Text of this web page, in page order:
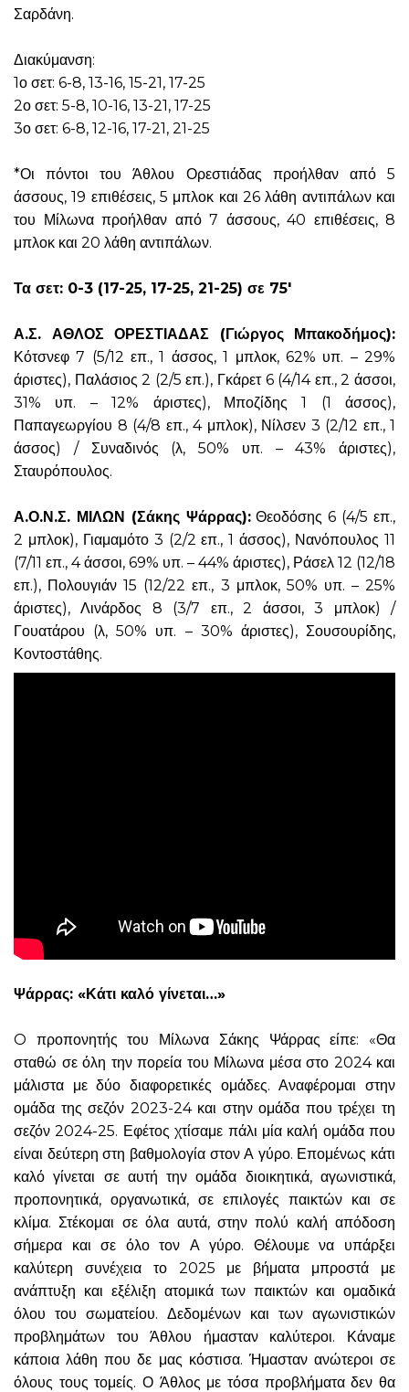
Σαρδάνη.
Διακύμανση:
1ο σετ: 6-8, 13-16, 15-21, 17-25
2ο σετ: 5-8, 10-16, 13-21, 17-25
3ο σετ: 6-8, 12-16, 17-21, 21-25
*Οι πόντοι του Άθλου Ορεστιάδας προήλθαν από 5
άσσους, 19 επιθέσεις, 5 μπλοκ και 26 λάθη αντιπάλων και
του Μίλωνα προήλθαν από 7 άσσους, 40 επιθέσεις, 8
μπλοκ και 20 λάθη αντιπάλων.
Τα σετ: 0-3 (17-25, 17-25, 21-25) σε 75′
Α.Σ. ΑΘΛΟΣ ΟΡΕΣΤΙΑΔΑΣ (Γιώργος Μπακοδήμος):
Κότσνεφ 7 (5/12 επ., 1 άσσος, 1 μπλοκ, 62% υπ. – 29%
άριστες), Παλάσιος 2 (2/5 επ.), Γκάρετ 6 (4/14 επ., 2 άσσοι,
31% υπ. – 12% άριστες), Μποζίδης 1 (1 άσσος),
Παπαγεωργίου 8 (4/8 επ., 4 μπλοκ), Νίλσεν 3 (2/12 επ., 1
άσσος) / Συναδινός (λ, 50% υπ. – 43% άριστες),
Σταυρόπουλος.
Α.Ο.Ν.Σ. ΜΙΛΩΝ (Σάκης Ψάρρας):Θεοδόσης 6 (4/5 επ.,
2 μπλοκ), Γιαμαμότο 3 (2/2 επ., 1 άσσος), Νανόπουλος 11
(7/11 επ., 4 άσσοι, 69% υπ. – 44% άριστες), Ράσελ 12 (12/18
επ.), Πολουγιάν 15 (12/22 επ., 3 μπλοκ, 50% υπ. – 25%
άριστες), Λινάρδος 8 (3/7 επ., 2 άσσοι, 3 μπλοκ) /
Γουατάρου (λ, 50% υπ. – 30% άριστες), Σουσουρίδης,
Κοντοστάθης.
Ψάρρας: «Κάτι καλό γίνεται…»
O προπονητής του Μίλωνα Σάκης Ψάρρας είπε: «Θα
σταθώ σε όλη την πορεία του Μίλωνα μέσα στο 2024 και
μάλιστα με δύο διαφορετικές ομάδες. Αναφέρομαι στην
ομάδα της σεζόν 2023-24 και στην ομάδα που τρέχει τη
σεζόν 2024-25. Εφέτος χτίσαμε πάλι μία καλή ομάδα που
είναι δεύτερη στη βαθμολογία στον Α γύρο. Επομένως κάτι
καλό γίνεται σε αυτή την ομάδα διοικητικά, αγωνιστικά,
προπονητικά, οργανωτικά, σε επιλογές παικτών και σε
κλίμα. Στέκομαι σε όλα αυτά, στην πολύ καλή απόδοση
σήμερα και σε όλο τον Α γύρο. Θέλουμε να υπάρξει
καλύτερη συνέχεια το 2025 με βήματα μπροστά με
ανάπτυξη και εξέλιξη ατομικά των παικτών και ομαδικά
όλου του σωματείου. Δεδομένων και των αγωνιστικών
προβλημάτων του Άθλου ήμασταν καλύτεροι. Κάναμε
κάποια λάθη που δε μας κόστισα. Ήμασταν ανώτεροι σε
όλους τους τομείς. Ο Άθλος με τόσα προβλήματα δεν θα